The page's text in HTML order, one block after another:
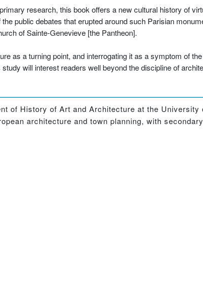
research, this book offers a new cultural history of
public debates that erupted around such Parisian
of Sainte-Genevieve [the Pantheon].
as a turning point, and interrogating it as a symptom of
will interest readers well beyond the discipline of
of History of Art and Architecture at the University
architecture and town planning, with